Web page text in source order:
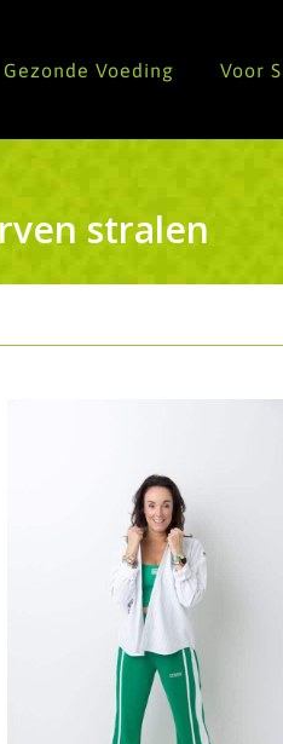
Gezonde Voeding Voor
stralen